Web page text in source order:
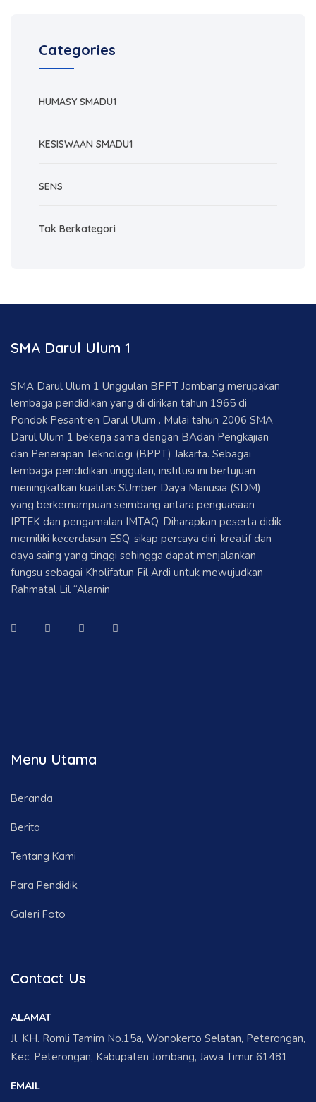
Categories
HUMASY SMADU1
KESISWAAN SMADU1
SENS
Tak Berkategori
SMA Darul Ulum 1
SMA Darul Ulum 1 Unggulan BPPT Jombang merupakan
lembaga pendidikan yang di dirikan tahun 1965 di
Pondok Pesantren Darul Ulum . Mulai tahun 2006 SMA
Darul Ulum 1 bekerja sama dengan BAdan Pengkajian
dan Penerapan Teknologi (BPPT) Jakarta. Sebagai
lembaga pendidikan unggulan, institusi ini bertujuan
meningkatkan kualitas SUmber Daya Manusia (SDM)
yang berkemampuan seimbang antara penguasaan
IPTEK dan pengamalan IMTAQ. Diharapkan peserta didik
memiliki kecerdasan ESQ, sikap percaya diri, kreatif dan
daya saing yang tinggi sehingga dapat menjalankan
fungsu sebagai Kholifatun Fil Ardi untuk mewujudkan
Rahmatal Lil “Alamin
Menu Utama
Beranda
Berita
Tentang Kami
Para Pendidik
Galeri Foto
Contact Us
ALAMAT
Jl. KH. Romli Tamim No.15a, Wonokerto Selatan, Peterongan,
Kec. Peterongan, Kabupaten Jombang, Jawa Timur 61481
EMAIL